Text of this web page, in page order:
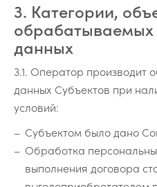
3. Категории,
данных
3.1. Оператор производит
данных Субъектов при
условий:
Субъектом было дано
Обработка
выполнения договора